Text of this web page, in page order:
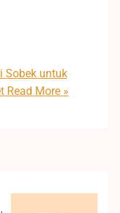
Sobek untuk
Read More »